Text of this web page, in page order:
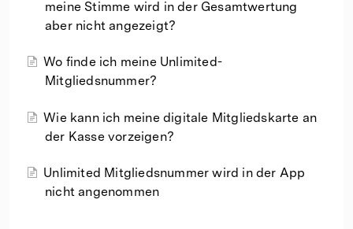
meine Stimme wird in der Gesamtwertung
aber nicht angezeigt?
Wo finde ich meine Unlimited-
Mitgliedsnummer?
Wie kann ich meine digitale Mitgliedskarte an
der Kasse vorzeigen?
Unlimited Mitgliedsnummer wird in der App
nicht angenommen